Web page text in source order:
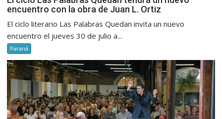
encuentro con la obra de Juan L. Ortiz
El ciclo literario Las Palabras Quedan invita un nuevo
encuentro el jueves 30 de julio a...
Paraná